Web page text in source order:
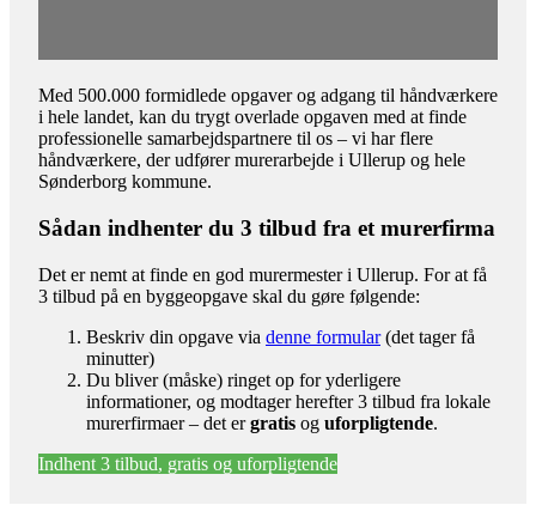
Med 500.000 formidlede opgaver og adgang til håndværkere
i hele landet, kan du trygt overlade opgaven med at finde
professionelle samarbejdspartnere til os – vi har flere
håndværkere, der udfører murerarbejde i Ullerup og hele
Sønderborg kommune.
Sådan indhenter du 3 tilbud fra et murerfirma
Det er nemt at finde en god murermester i Ullerup. For at få
3 tilbud på en byggeopgave skal du gøre følgende:
Beskriv din opgave via denne formular(det tager få
minutter)
Du bliver (måske) ringet op for yderligere
informationer, og modtager herefter 3 tilbud fra lokale
murerfirmaer – det ergratis og uforpligtende.
Indhent 3 tilbud, gratis og uforpligtende